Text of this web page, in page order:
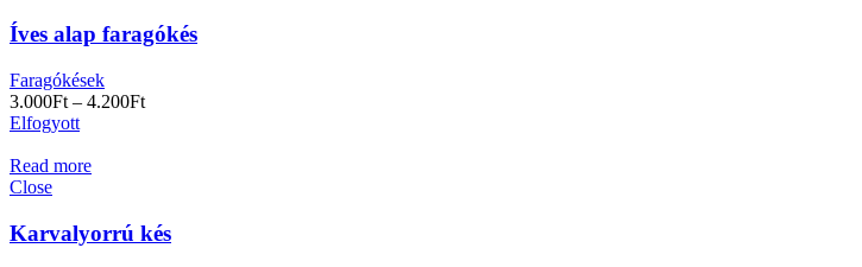
Íves alap faragókés
Faragókések
3.000Ft – 4.200Ft
Elfogyott
Read more
Close
Karvalyorrú kés